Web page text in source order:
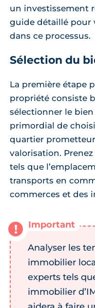
un investissement
guide détaillé pour
dans ce processus.
Sélection du
La première étape
propriété consiste
sélectionner le
primordial de
quartier
valorisation.
tels que
transports en
commerces et des
Analyser les
immobilier
experts tels
immobilier